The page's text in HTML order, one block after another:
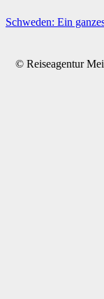
Schweden: Ein
© Reiseagentur